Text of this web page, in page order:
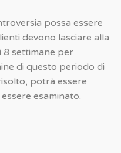
possa essere
devono lasciare alla
8 settimane per
di questo periodo di
potrà essere
esaminato.